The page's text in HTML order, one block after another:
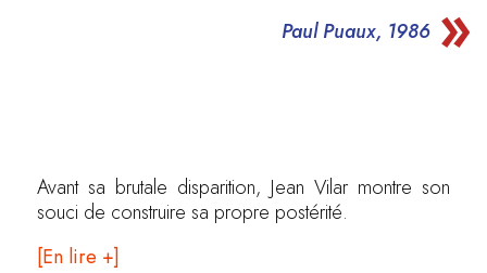
Paul Puaux, 1986
Avant sa brutale disparition, Jean Vilar montre son
souci de construire sa propre postérité.
[En lire +]